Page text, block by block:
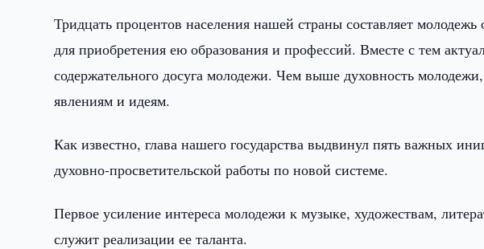
Тридцать процентов населения нашей страны составляет
для приобретения ею образования и профессий. Вместе с тем
содержательного досуга молодежи. Чем выше духовность
явлениям и идеям.
Как известно, глава нашего государства выдвинул пять важных
духовно-просветительской работы по новой системе.
Первое усиление интереса молодежи к музыке, художествам,
служит реализации ее таланта.